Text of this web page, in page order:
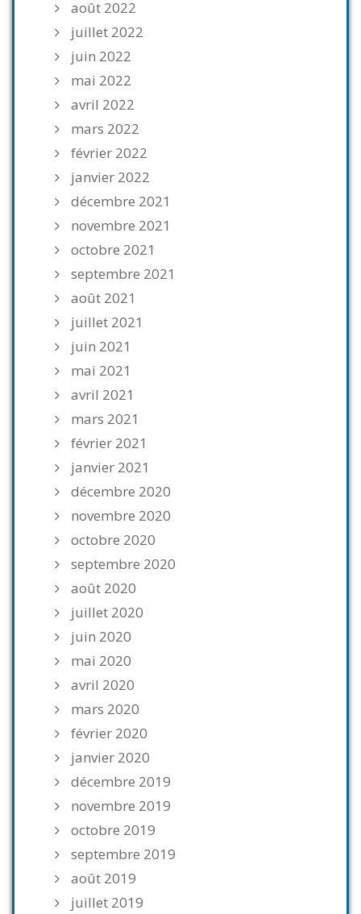
août 2022
juillet 2022
juin 2022
mai 2022
avril 2022
mars 2022
février 2022
janvier 2022
décembre 2021
novembre 2021
octobre 2021
septembre 2021
août 2021
juillet 2021
juin 2021
mai 2021
avril 2021
mars 2021
février 2021
janvier 2021
décembre 2020
novembre 2020
octobre 2020
septembre 2020
août 2020
juillet 2020
juin 2020
mai 2020
avril 2020
mars 2020
février 2020
janvier 2020
décembre 2019
novembre 2019
octobre 2019
septembre 2019
août 2019
juillet 2019